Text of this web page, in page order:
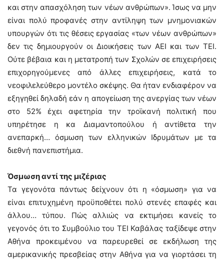
και στην απασχόληση των νέων ανθρώπων». Ίσως να μην
είναι πολύ προφανές στην αντίληψη των μνημονιακών
υπουργών ότι τις θέσεις εργασίας «των νέων ανθρώπων»
δεν τις δημιουργούν οι Διοικήσεις των ΑΕΙ και των ΤΕΙ.
Ούτε βέβαια και η μετατροπή των Σχολών σε επιχειρήσεις
επιχορηγούμενες από άλλες επιχειρήσεις, κατά το
νεοφιλελεύθερο μοντέλο σκέψης. Θα ήταν ενδιαφέρον να
εξηγηθεί δηλαδή εάν η απογείωση της ανεργίας των νέων
στο 52% έχει αφετηρία την τροϊκανή πολιτική που
υπηρέτησε η κα Διαμαντοπούλου ή αντίθετα την
ανεπαρκή… όσμωση των ελληνικών Ιδρυμάτων με τα
διεθνή πανεπιστήμια.
Όσμωση αντί της μιζέριας
Τα γεγονότα πάντως δείχνουν ότι η «όσμωση» για να
είναι επιτυχημένη προϋποθέτει πολύ στενές επαφές και
άλλου… τύπου. Πώς αλλιώς να εκτιμήσει κανείς το
γεγονός ότι το Συμβούλιο του ΤΕΙ Καβάλας ταξίδεψε στην
Αθήνα προκειμένου να παρευρεθεί σε εκδήλωση της
αμερικανικής πρεσβείας στην Αθήνα για να γιορτάσει τη